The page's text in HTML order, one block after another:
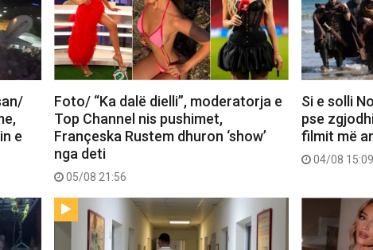
e
Foto/ “Ka dalë dielli”, moderatorja e
Top Channel nis pushimet,
Françeska Rustem dhuron ‘show’
nga deti
05/08 21:56
Si e solli
pse
filmit më
04/08 15:09